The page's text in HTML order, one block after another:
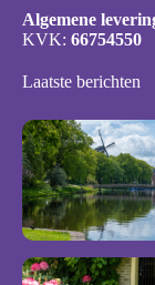
Algemene
KVK: 66754550
Laatste berichten